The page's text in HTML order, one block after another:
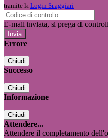
tramite la Login Spaggiari
E-mail inviata, si prega di
Errore
Chiudi
Successo
Chiudi
Informazione
Chiudi
Attendere...
Attendere il completamento